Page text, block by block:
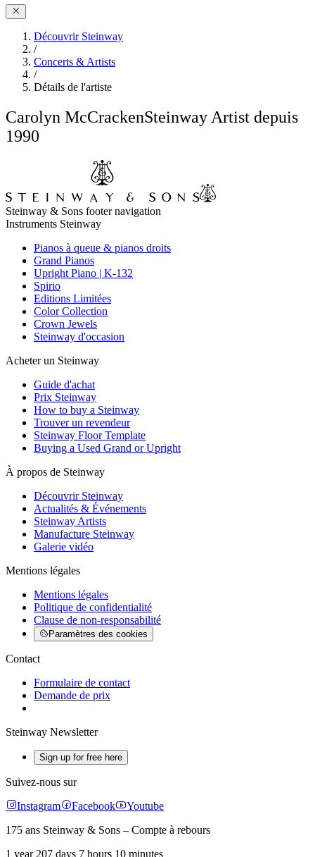
Découvrir Steinway
/
Concerts & Artists
/
Détails de l'artiste
Carolyn McCrackenSteinway Artist depuis
1990
Steinway & Sons footer navigation
Instruments Steinway
Pianos à queue & pianos droits
Grand Pianos
Upright Piano | K-132
Spirio
Editions Limitées
Color Collection
Crown Jewels
Steinway d'occasion
Acheter un Steinway
Guide d'achat
Prix Steinway
How to buy a Steinway
Trouver un revendeur
Steinway Floor Template
Buying a Used Grand or Upright
À propos de Steinway
Découvrir Steinway
Actualités & Événements
Steinway Artists
Manufacture Steinway
Galerie vidéo
Mentions légales
Mentions légales
Politique de confidentialité
Clause de non-responsabilité
Paramètres des cookies
Contact
Formulaire de contact
Demande de prix
Steinway Newsletter
Sign up for free here
Suivez-nous sur
Instagram
Facebook
Youtube
175 ans Steinway & Sons – Compte à rebours
1 year 207 days 7 hours 10 minutes